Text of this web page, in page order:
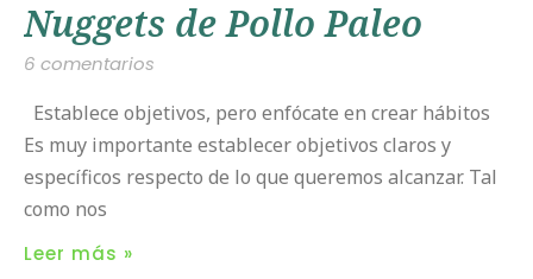
Nuggets de Pollo Paleo
6 comentarios
Establece objetivos, pero enfócate en crear hábitos
Es muy importante establecer objetivos claros y
específicos respecto de lo que queremos alcanzar. Tal
como nos
Leer más »